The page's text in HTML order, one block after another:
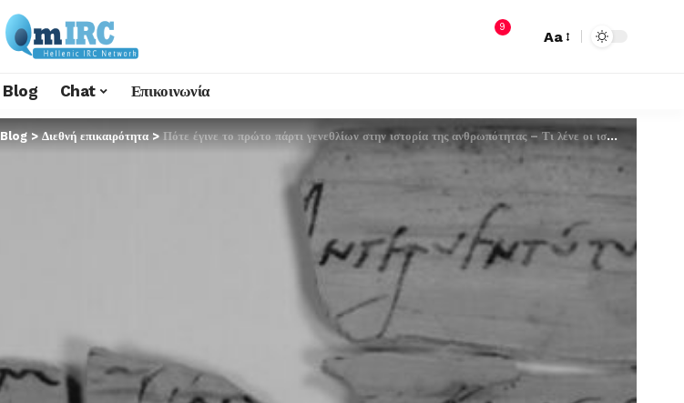
9
Aa
Blog Chat Επικοινωνία
Blog > Διεθνή επικαιρότητα> Πότε έγινε το πρώτο πάρτι γενεθλίων στην ιστορία της ανθρωπότητας – Τι λένε οι ιστορικές πηγές